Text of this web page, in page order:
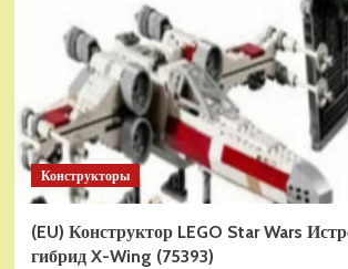
Шанг-
Чи
и
Великий
Защитник
(30454)
Конструкторы
(EU) Конструктор LEGO Star Wars
гибрид X-Wing (75393)